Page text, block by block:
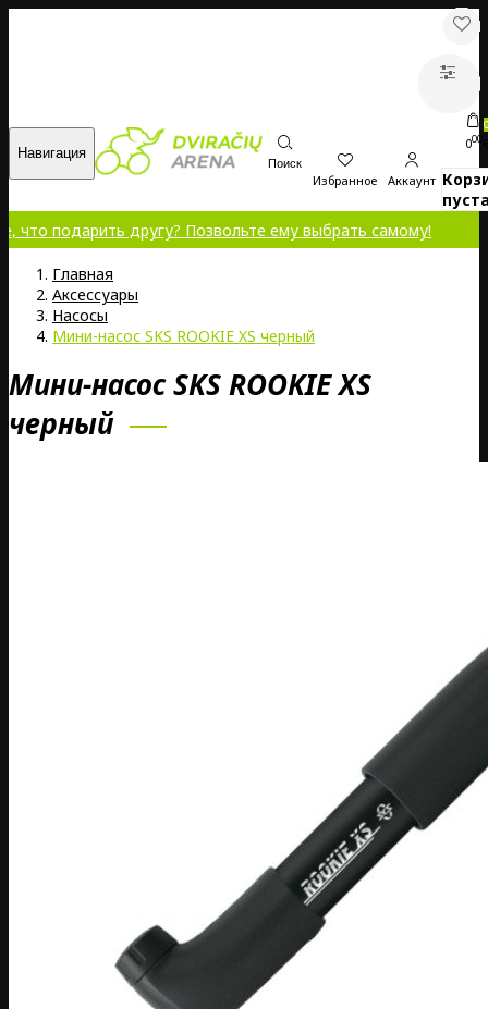
Навигация
Поиск
Избранное Аккаунт
0
000
другу? Позвольте ему выбрать самому!
Главная
Аксессуары
Насосы
Мини-насос SKS ROOKIE XS черный
Мини-насос SKS ROOKIE XS
черный